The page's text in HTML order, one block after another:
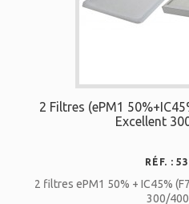
2 Filtres (ePM1
Excellent
RÉF. :
2 filtres ePM1 50% + IC45%
300/